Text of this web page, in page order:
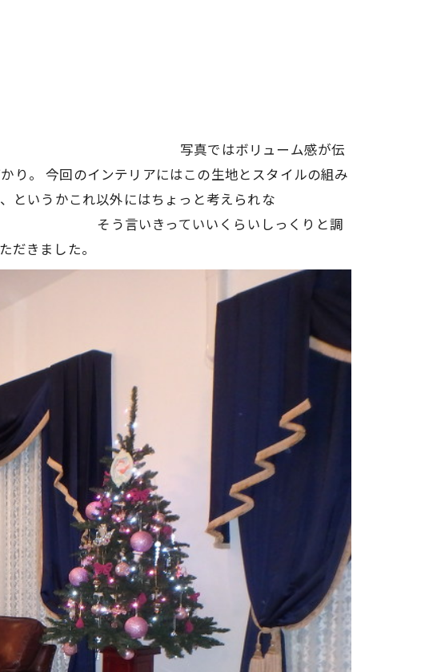
ム感が伝
り。
今回のインテリアにはこの生地とスタイルの組み
というかこれ以外にはちょっと考えられな
らいしっくりと調
だきました。